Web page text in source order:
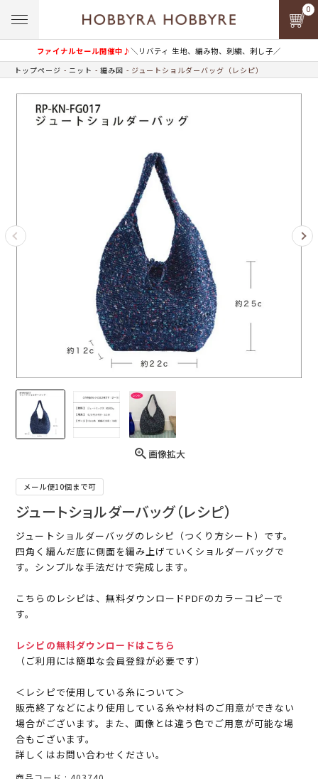
ファイナルセール開催中♪＼リバティ 生地、編み物、刺繍、刺し子／
0
トップページ ニット 編み図 ジュートショルダーバッグ（レシピ）
画像拡大
メール便10個まで可
ジュートショルダーバッグ（レシピ）
ジュートショルダーバッグのレシピ（つくり方シート）です。
四角く編んだ底に側面を編み上げていくショルダーバッグで
す。シンプルな手法だけで完成します。
こちらのレシピは、無料ダウンロードPDFのカラーコピーで
す。
レシピの無料ダウンロードはこちら
（ご利用には簡単な会員登録が必要です）
＜レシピで使用している糸について＞
販売終了などにより使用している糸や材料のご用意ができない
場合がございます。また、画像とは違う色でご用意が可能な場
合もございます。
詳しくはお問い合わせください。